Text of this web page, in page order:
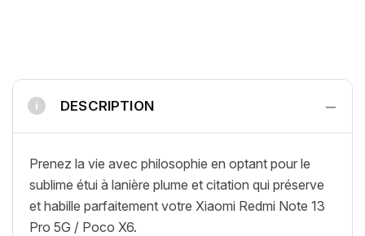
i DESCRIPTION −
Prenez la vie avec philosophie en optant pour le
sublime étui à lanière plume et citation qui préserve
et habille parfaitement votre Xiaomi Redmi Note 13
Pro 5G / Poco X6.